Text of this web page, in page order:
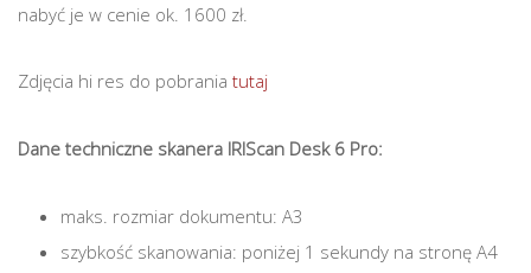
nabyć je w cenie ok. 1600 zł.
Zdjęcia hi res do pobrania tutaj
Dane techniczne skanera IRIScan Desk 6 Pro:
maks. rozmiar dokumentu: A3
szybkość skanowania: poniżej 1 sekundy na stronę A4